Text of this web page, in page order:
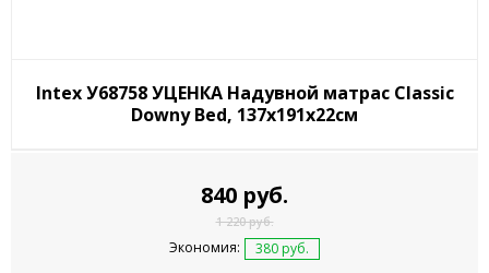
Intex У68758 УЦЕНКА Надувной матрас Classic
Downy Bed, 137х191х22см
840 руб.
1 220 руб.
Экономия: 380 руб.